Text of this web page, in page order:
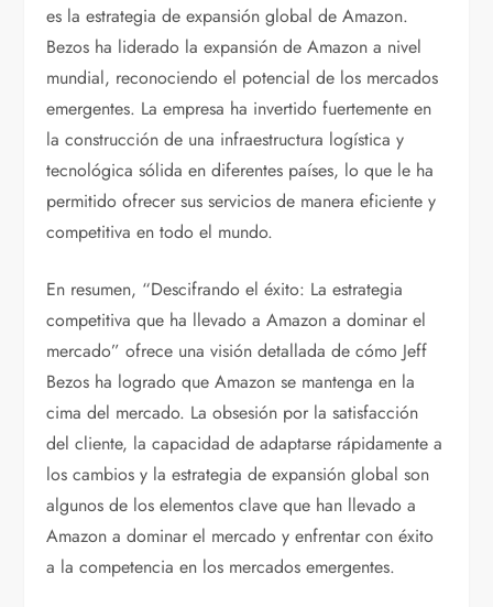
es la estrategia de expansión global de Amazon.
Bezos ha liderado la expansión de Amazon a nivel
mundial, reconociendo el potencial de los mercados
emergentes. La empresa ha invertido fuertemente en
la construcción de una infraestructura logística y
tecnológica sólida en diferentes países, lo que le ha
permitido ofrecer sus servicios de manera eficiente y
competitiva en todo el mundo.
En resumen, “Descifrando el éxito: La estrategia
competitiva que ha llevado a Amazon a dominar el
mercado” ofrece una visión detallada de cómo Jeff
Bezos ha logrado que Amazon se mantenga en la
cima del mercado. La obsesión por la satisfacción
del cliente, la capacidad de adaptarse rápidamente a
los cambios y la estrategia de expansión global son
algunos de los elementos clave que han llevado a
Amazon a dominar el mercado y enfrentar con éxito
a la competencia en los mercados emergentes.